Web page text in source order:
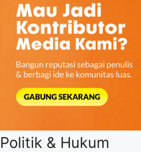
Politik & Hukum